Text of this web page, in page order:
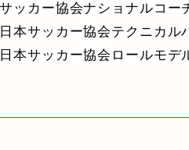
ッカー協会ナショナルコー
本サッカー協会テクニカル
本サッカー協会ロールモデ